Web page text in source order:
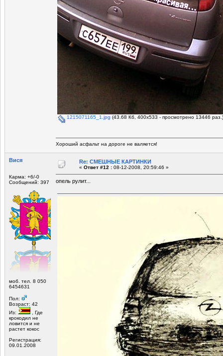
1215071165_1.jpg (43.68 Кб, 400x533 - просмотрено 13446 раз.)
Хороший асфальт на дороге не валяется!
Вися
Карма: +6/-0
Сообщений: 397
моб. тел. 8 050
6454631
Пол:
Возраст: 42
Из:
, Где
крокодил не
ловится и не
растет кокос
Регистрация:
09.01.2008
Re: СМЕШНЫЕ КАРТИНКИ
« Ответ #12 : 08-12-2008, 20:59:46 »
опель рулит...